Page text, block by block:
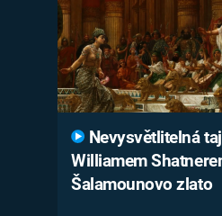
Nevysvětlitelná
Williamem
Šalamounovo zlato